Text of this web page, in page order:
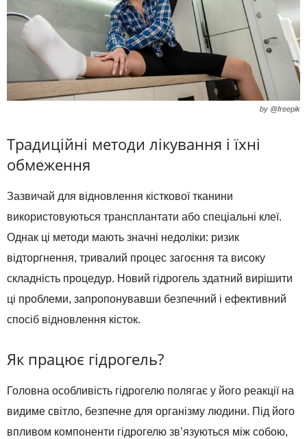
by @freepik
Традиційні методи лікування і їхні
обмеження
Зазвичай для відновлення кісткової тканини
використовуються трансплантати або спеціальні клеї.
Однак ці методи мають значні недоліки: ризик
відторгнення, тривалий процес загоєння та високу
складність процедур. Новий гідрогель здатний вирішити
ці проблеми, запропонувавши безпечний і ефективний
спосіб відновлення кісток.
Як працює гідрогель?
Головна особливість гідрогелю полягає у його реакції на
видиме світло, безпечне для організму людини. Під його
впливом компоненти гідрогелю зв’язуються між собою,